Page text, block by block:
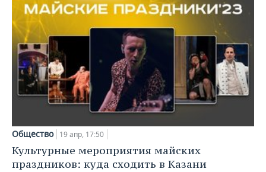
ОПК
ЭНЕРГЕТИКА
ТРАНСПОРТ
УСЛУГИ
IT
МЕДИА
ТЕЛЕКОММУНИКАЦИИ
НОВОСТИ МЕРОПРИЯТИЙ
ВЫЕЗДНАЯ РЕДАКЦИЯ
БИЗНЕС-БРАНЧИ
ONLINE-КОНФЕРЕНЦИИ
ОТКРЫТАЯ ЛЕКЦИЯ
СПОРТ
НОВОСТИ СПОРТА
ФУТБОЛ
ХОККЕЙ
БАСКЕТБОЛ
ВОЛЕЙБОЛ
ОБЩЕСТВО
НОВОСТИ ОБЩЕСТВА
ВЛАСТЬ
ИНФРАСТРУКТУРА
ИСТОРИЯ
ФОТОГАЛЕРЕЯ
СЮЖЕТЫ
СПРАВОЧНИК
СПИСОК ПЕРСОН
ПОЛНАЯ ВЕРСИЯ
Общество 19 апр, 17:50
Культурные мероприятия майских
праздников: куда сходить в Казани